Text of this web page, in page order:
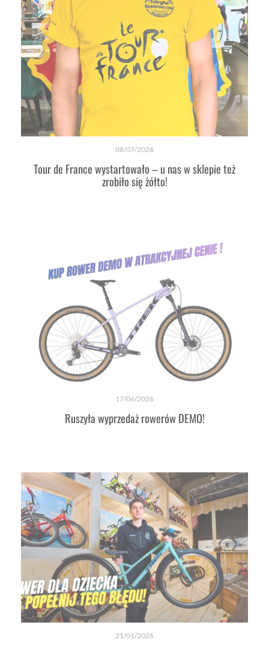
08/07/2026
Tour de France wystartowało – u nas w sklepie też
zrobiło się żółto!
17/06/2026
Ruszyła wyprzedaż rowerów DEMO!
21/01/2026